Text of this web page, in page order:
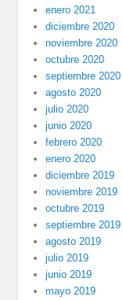
enero 2021
diciembre 2020
noviembre 2020
octubre 2020
septiembre 2020
agosto 2020
julio 2020
junio 2020
febrero 2020
enero 2020
diciembre 2019
noviembre 2019
octubre 2019
septiembre 2019
agosto 2019
julio 2019
junio 2019
mayo 2019